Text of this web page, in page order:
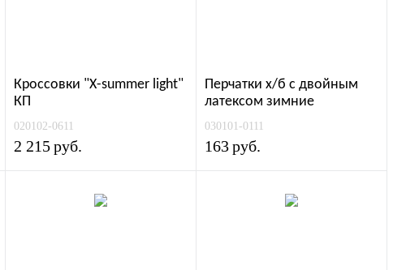
Кроссовки "Х-summer light"
КП
020102-0611
2 215 руб.
Перчатки х/б с двойным
латексом зимние
030101-0111
163руб.